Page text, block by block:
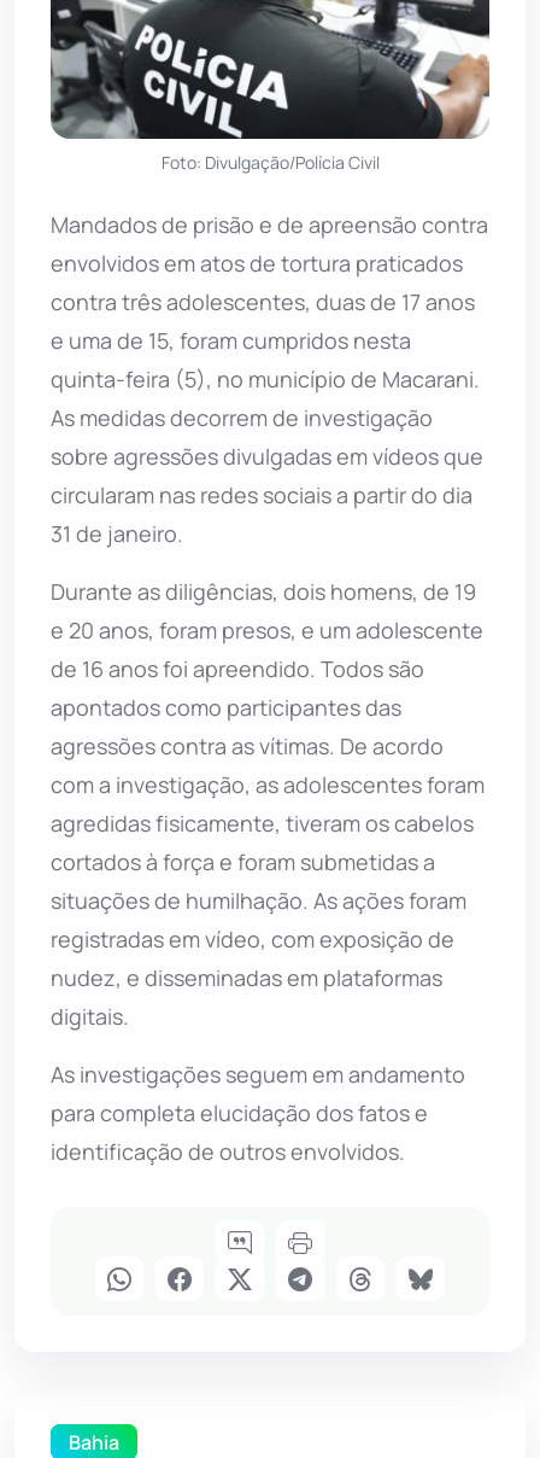
Foto: Divulgação/Polícia Civil
Mandados de prisão e de apreensão contra
envolvidos em atos de tortura praticados
contra três adolescentes, duas de 17 anos
e uma de 15, foram cumpridos nesta
quinta-feira (5), no município de Macarani.
As medidas decorrem de investigação
sobre agressões divulgadas em vídeos que
circularam nas redes sociais a partir do dia
31 de janeiro.
Durante as diligências, dois homens, de 19
e 20 anos, foram presos, e um adolescente
de 16 anos foi apreendido. Todos são
apontados como participantes das
agressões contra as vítimas. De acordo
com a investigação, as adolescentes foram
agredidas fisicamente, tiveram os cabelos
cortados à força e foram submetidas a
situações de humilhação. As ações foram
registradas em vídeo, com exposição de
nudez, e disseminadas em plataformas
digitais.
As investigações seguem em andamento
para completa elucidação dos fatos e
identificação de outros envolvidos.
Bahia